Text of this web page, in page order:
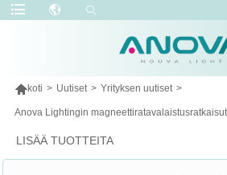
koti > Uutiset > Yrityksen uutiset >
Anova Lightingin magneettiratavalaistusratkaisut
LISÄÄ TUOTTEITA